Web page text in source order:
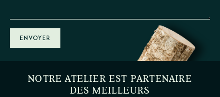
ENVOYER
NOTRE ATELIER EST PARTENAIRE
DES MEILLEURS